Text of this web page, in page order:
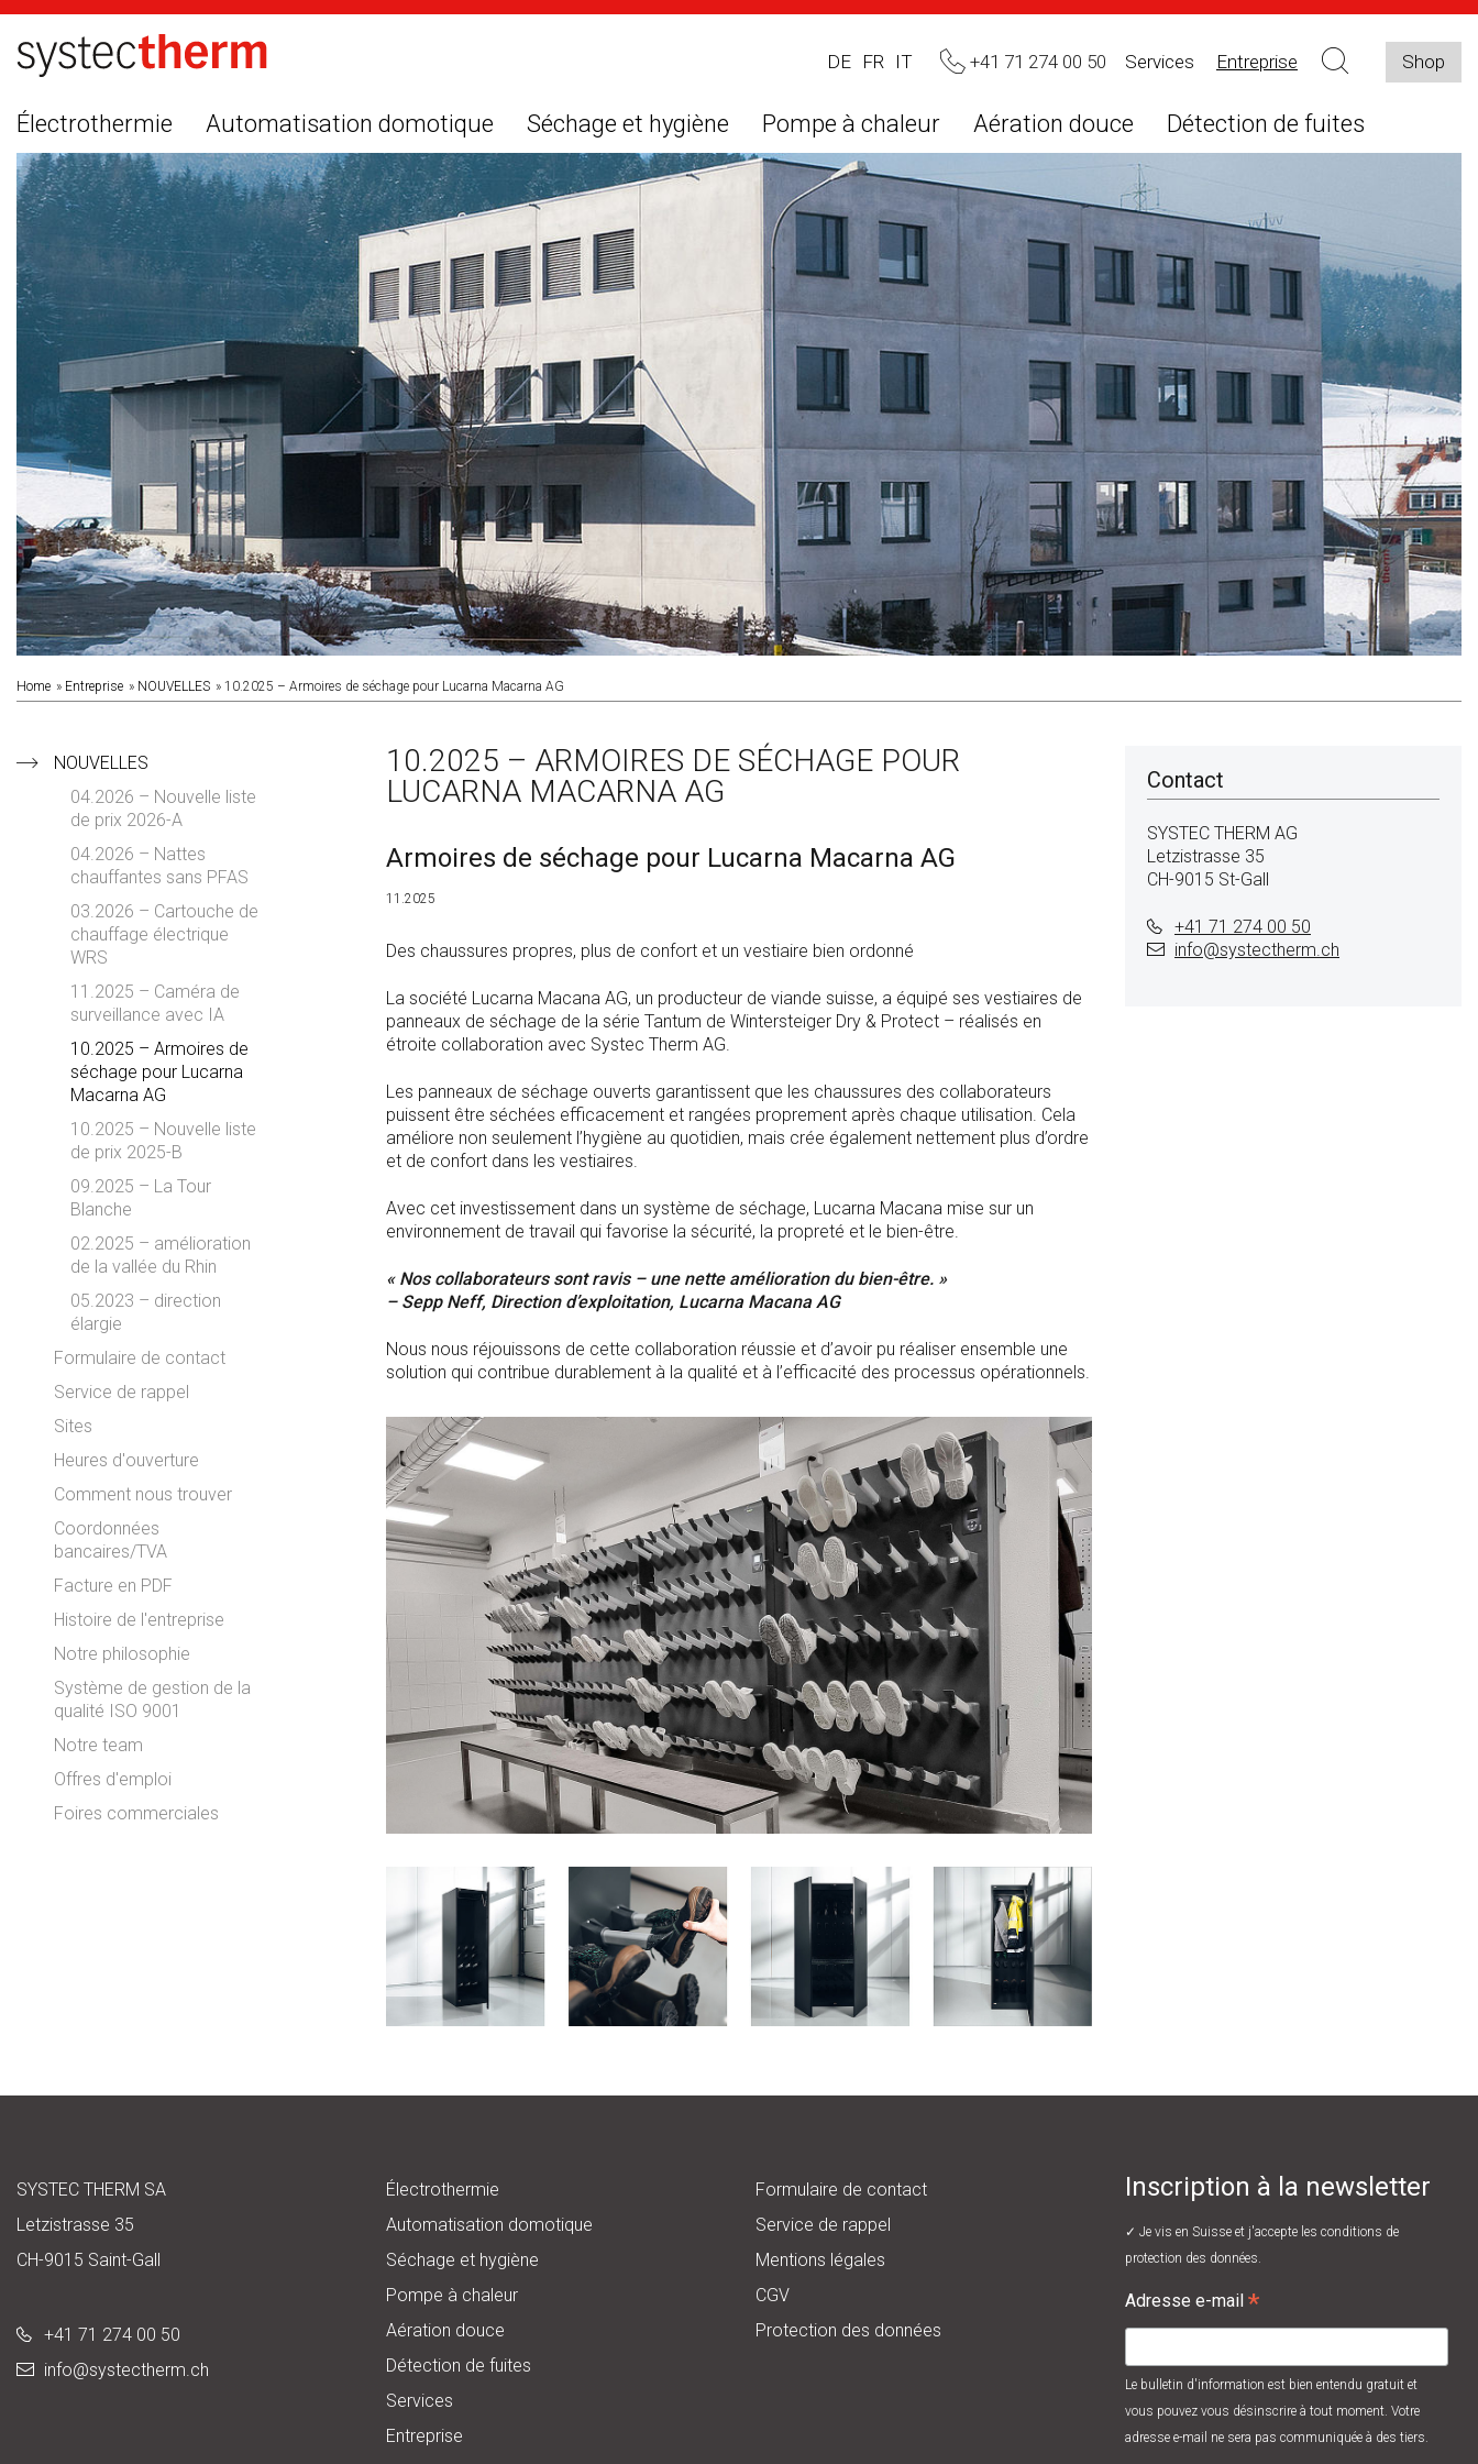
DE FR IT +41 71 274 00 50 Services Entreprise Shop
Électrothermie Automatisation domotique Séchage et hygiène Pompe à chaleur Aération douce Détection de fuites
Home Entreprise NOUVELLES 10.2025 – Armoires de séchage pour Lucarna Macarna AG
NOUVELLES
04.2026 – Nouvelle liste
de prix 2026-A
04.2026 – Nattes
chauffantes sans PFAS
03.2026 – Cartouche de
chauffage électrique
WRS
11.2025 – Caméra de
surveillance avec IA
10.2025 – Armoires de
séchage pour Lucarna
Macarna AG
10.2025 – Nouvelle liste
de prix 2025-B
09.2025 – La Tour
Blanche
02.2025 – amélioration
de la vallée du Rhin
05.2023 – direction
élargie
Formulaire de contact
Service de rappel
Sites
Heures d'ouverture
Comment nous trouver
Coordonnées
bancaires/TVA
Facture en PDF
Histoire de l'entreprise
Notre philosophie
Système de gestion de la
qualité ISO 9001
Notre team
Offres d'emploi
Foires commerciales
10.2025 – ARMOIRES DE SÉCHAGE POUR
LUCARNA MACARNA AG
Armoires de séchage pour Lucarna Macarna AG
11.2025
Des chaussures propres, plus de confort et un vestiaire bien ordonné
La société Lucarna Macana AG, un producteur de viande suisse, a équipé ses vestiaires de
panneaux de séchage de la série Tantum de Wintersteiger Dry & Protect – réalisés en
étroite collaboration avec Systec Therm AG.
Les panneaux de séchage ouverts garantissent que les chaussures des collaborateurs
puissent être séchées efficacement et rangées proprement après chaque utilisation. Cela
améliore non seulement l’hygiène au quotidien, mais crée également nettement plus d’ordre
et de confort dans les vestiaires.
Avec cet investissement dans un système de séchage, Lucarna Macana mise sur un
environnement de travail qui favorise la sécurité, la propreté et le bien-être.
« Nos collaborateurs sont ravis – une nette amélioration du bien-être. »
– Sepp Neff, Direction d’exploitation, Lucarna Macana AG
Nous nous réjouissons de cette collaboration réussie et d’avoir pu réaliser ensemble une
solution qui contribue durablement à la qualité et à l’efficacité des processus opérationnels.
Contact
SYSTEC THERM AG
Letzistrasse 35
CH-9015 St-Gall
+41 71 274 00 50
info@systectherm.ch
SYSTEC THERM SA
Letzistrasse 35
CH-9015 Saint-Gall
+41 71 274 00 50
info@systectherm.ch
Électrothermie
Automatisation domotique
Séchage et hygiène
Pompe à chaleur
Aération douce
Détection de fuites
Services
Entreprise
Formulaire de contact
Service de rappel
Mentions légales
CGV
Protection des données
Inscription à la newsletter
✓ Je vis en Suisse et j'accepte les conditions de
protection des données.
Adresse e-mail *
Le bulletin d'information est bien entendu gratuit et
vous pouvez vous désinscrire à tout moment. Votre
adresse e-mail ne sera pas communiquée à des tiers.